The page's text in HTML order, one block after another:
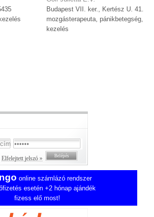
Budapest VII. ker., Kertész U. 41.
mozgásterapeuta, pánikbetegség,
kezelés
Elfelejtett jelszó »
online számlázó rendszer
esetén +2 hónap ajándék
fizess elő most!